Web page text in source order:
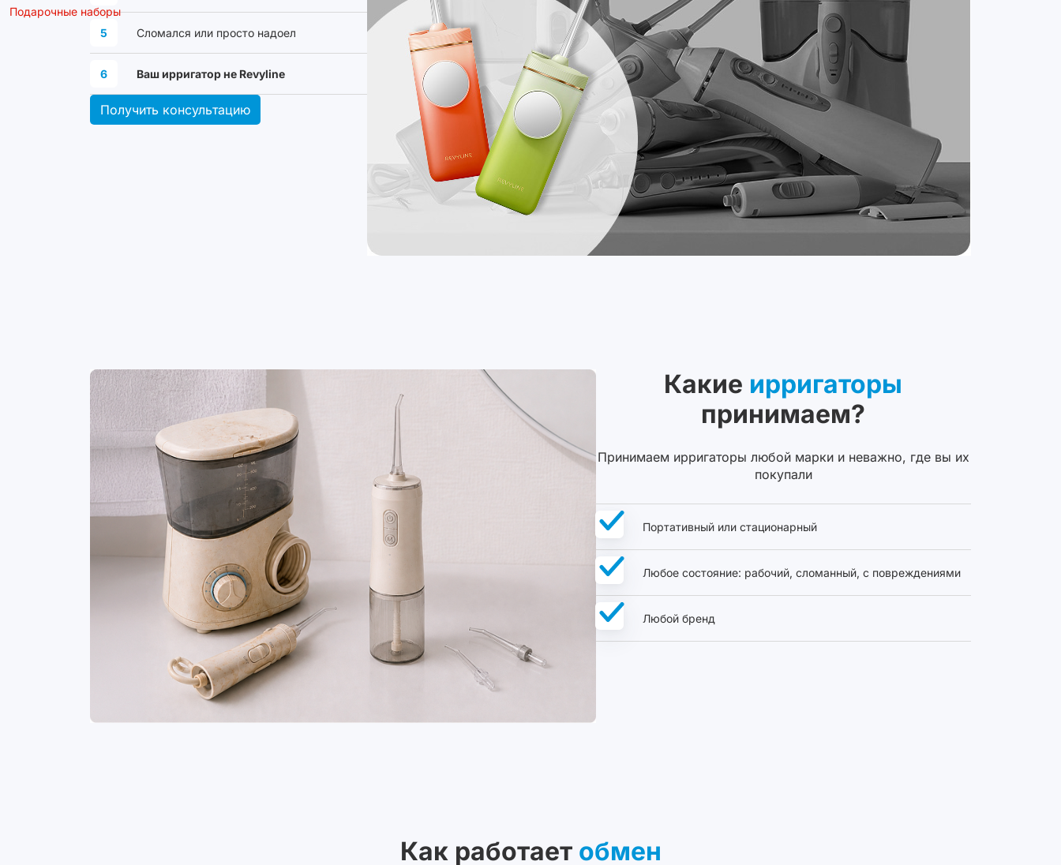
Подарочные наборы
5 Сломался или просто надоел
6 Ваш ирригатор не Revyline
Получить консультацию
Какие ирригаторы
принимаем?
Принимаем ирригаторы любой марки и неважно, где вы их
покупали
Портативный или стационарный
Любое состояние: рабочий, сломанный, с повреждениями
Любой бренд
Как работает обмен